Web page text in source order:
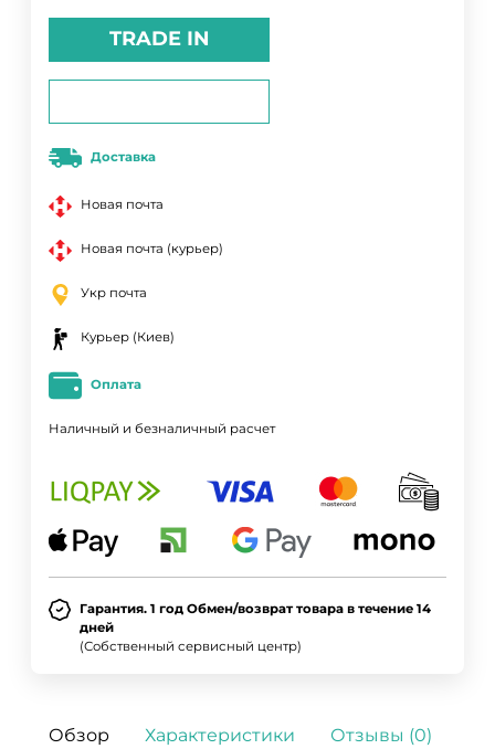
TRADE IN
Доставка
Новая почта
Новая почта (курьер)
Укр почта
Курьер (Киев)
Оплата
Наличный и безналичный расчет
Гарантия. 1 год Обмен/возврат товара в течение 14
дней
(Собственный сервисный центр)
Обзор Характеристики Отзывы (0)